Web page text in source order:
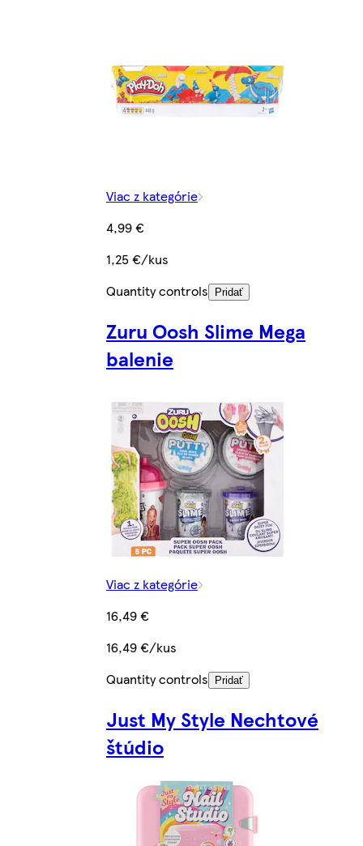
Viac z kategórie
4,99 €
1,25 €/kus
Quantity controls
Pridať
Zuru Oosh Slime Mega
balenie
Viac z kategórie
16,49 €
16,49 €/kus
Quantity controls
Pridať
Just My Style Nechtové
štúdio